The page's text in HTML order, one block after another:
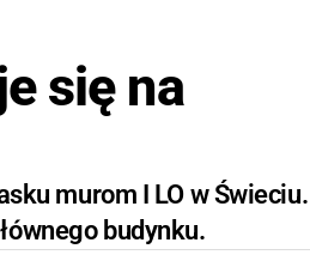
się na
murom I LO w Świeciu.
budynku.